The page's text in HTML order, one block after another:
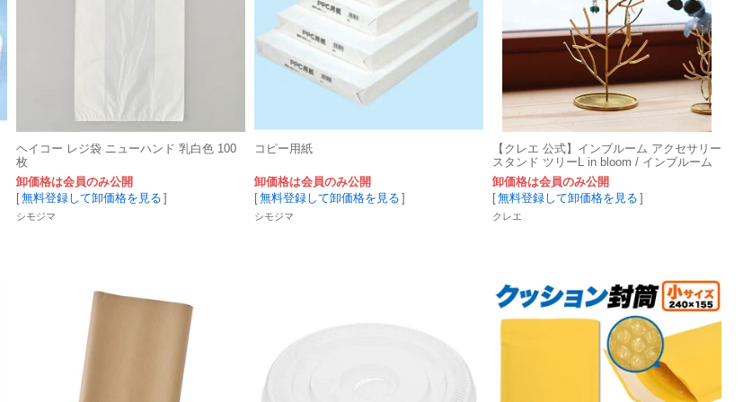
ヘイコー レジ袋 ニューハンド 乳白色 100
枚
卸価格は会員のみ公開
[無料登録して卸価格を見る ]
シモジマ
コピー用紙
卸価格は会員のみ公開
[無料登録して卸価格を見る ]
シモジマ
【クレエ 公式】インブルーム アクセサリー
スタンド ツリーL in bloom / インブルーム
卸価格は会員のみ公開
[無料登録して卸価格を見る ]
クレエ